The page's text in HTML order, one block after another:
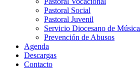
Pastoral Social
Pastoral Juvenil
Servicio Diocesano de Música
Prevención de Abusos
Agenda
Descargas
Contacto